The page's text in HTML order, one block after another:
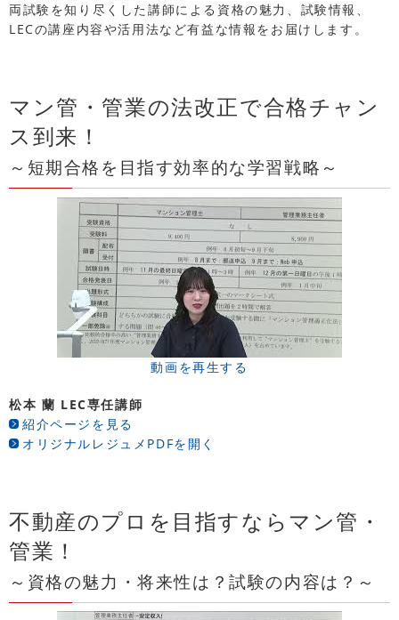
両試験を知り尽くした講師による資格の魅力、試験情報、
LECの講座内容や活用法など有益な情報をお届けします。
マン管・管業の法改正で合格チャン
ス到来！
～短期合格を目指す効率的な学習戦略～
動画を再生する
松本 蘭 LEC専任講師
紹介ページを見る
オリジナルレジュメPDFを開く
不動産のプロを目指すならマン管・
管業！
～資格の魅力・将来性は？試験の内容は？～